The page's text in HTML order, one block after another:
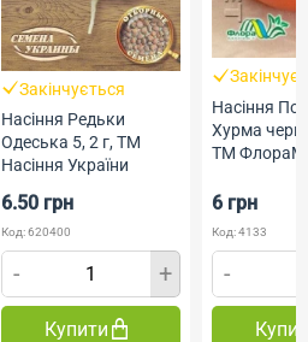
Закінчується
Насіння Редьки
Одеська 5, 2 г, ТМ
Насіння України
6.50 грн
Код: 620400
- +
Купити
Насіння
Хурма
ТМ
6 грн
Код: 4133
-